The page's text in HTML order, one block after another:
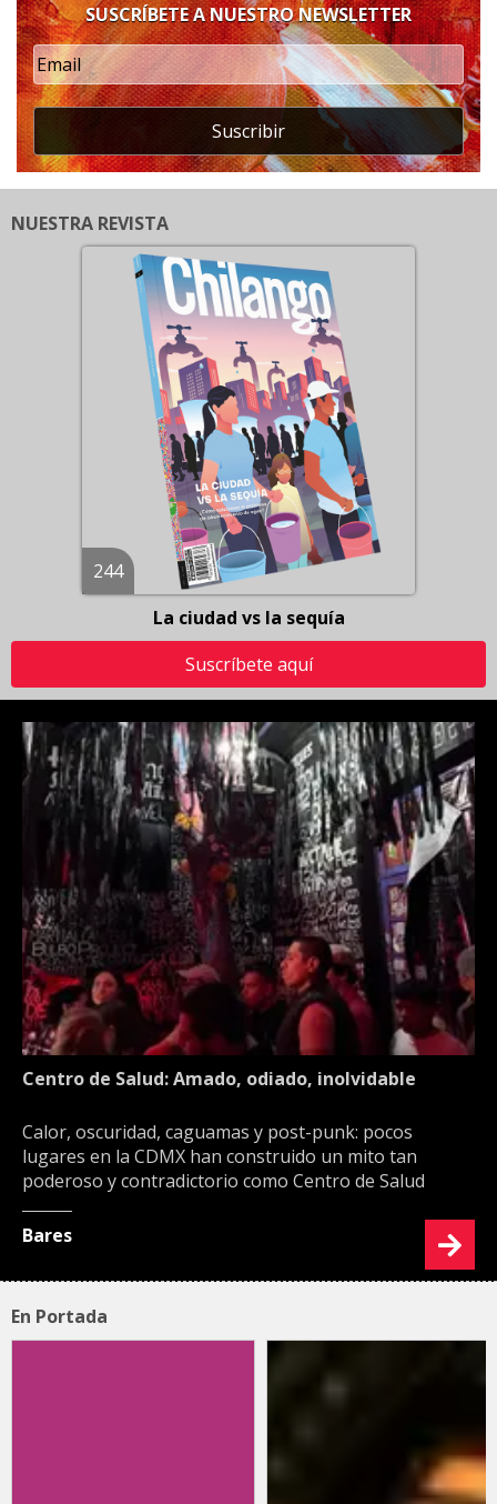
SUSCRÍBETE A NUESTRO NEWSLETTER
Suscribir
NUESTRA REVISTA
244
La ciudad vs la sequía
Suscríbete aquí
Centro de Salud: Amado, odiado, inolvidable
Calor, oscuridad, caguamas y post-punk: pocos
lugares en la CDMX han construido un mito tan
poderoso y contradictorio como Centro de Salud
Bares
En Portada